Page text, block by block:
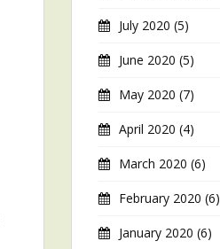
July 2020 (5)
June 2020 (5)
May 2020 (7)
April 2020 (4)
March 2020 (6)
February 2020 (6)
January 2020 (6)